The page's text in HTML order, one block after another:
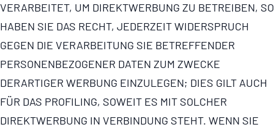
VERARBEITET, UM DIREKTWERBUNG ZU BETREIBEN, SO
HABEN SIE DAS RECHT, JEDERZEIT WIDERSPRUCH
GEGEN DIE VERARBEITUNG SIE BETREFFENDER
PERSO­NEN­BE­ZO­GENER DATEN ZUM ZWECKE
DERARTIGER WERBUNG EINZULEGEN; DIES GILT AUCH
FÜR DAS PROFILING, SOWEIT ES MIT SOLCHER
DIREKTWERBUNG IN VERBINDUNG STEHT. WENN SIE